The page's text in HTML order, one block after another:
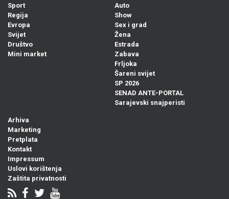
Sport
Regija
Evropa
Svijet
Društvo
Mini market
Auto
Show
Sex i grad
Žena
Estrada
Zabava
Frljoka
Šareni svijet
SP 2026
SENAD ANTE-PORTAL
Sarajevski snajperisti
Arhiva
Marketing
Pretplata
Kontakt
Impressum
Uslovi korištenja
Zaštita privatnosti